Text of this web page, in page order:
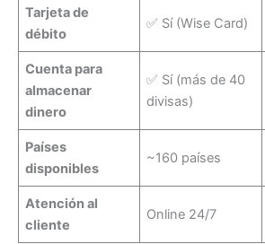
Tarjeta de
débito
✅ Sí (Wise Card)
Cuenta para
almacenar
dinero
✅ Sí (más de 40
divisas)
Países
disponibles
~160 países
Atención al
cliente
Online 24/7